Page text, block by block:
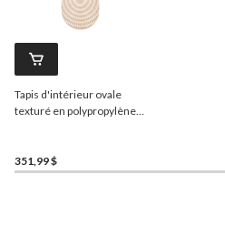
Tapis d'intérieur ovale
texturé en polypropylène
351,99 $